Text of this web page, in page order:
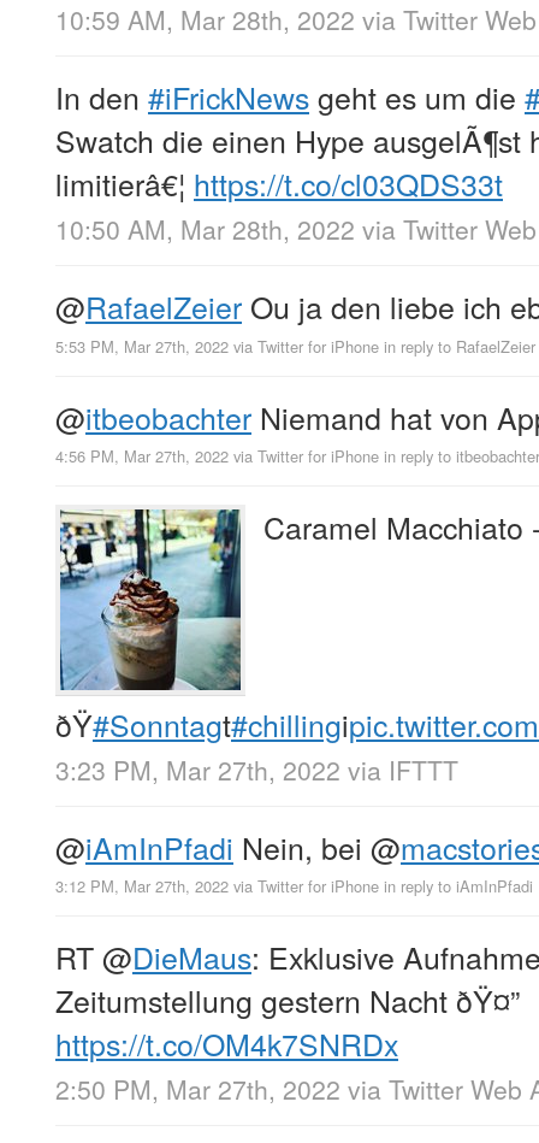
10:59 AM, Mar 28th, 2022 via Twitter
In den #iFrickNewsgeht es um die
Swatch die einen Hype ausgelÃ¶st
limitierâ€¦ https://t.co/cl03QDS33t
10:50 AM, Mar 28th, 2022 via Twitter
@RafaelZeier Ou ja den liebe ich
5:53 PM, Mar 27th, 2022 via Twitter for iPhone in reply to RafaelZeier
@itbeobachter Niemand hat von
4:56 PM, Mar 27th, 2022 via Twitter for iPhone in reply to itbeobachter
Caramel Macchiato
ðŸ#Sonntagt#chillingi
3:23 PM, Mar 27th, 2022 via IFTTT
@iAmInPfadi Nein, bei @
3:12 PM, Mar 27th, 2022 via Twitter for iPhone in reply to iAmInPfadi
RT@DieMaus: Exklusive
Zeitumstellung gestern Nacht ðŸ¤”
https://t.co/OM4k7SNRDx
2:50 PM, Mar 27th, 2022 via Twitter Web